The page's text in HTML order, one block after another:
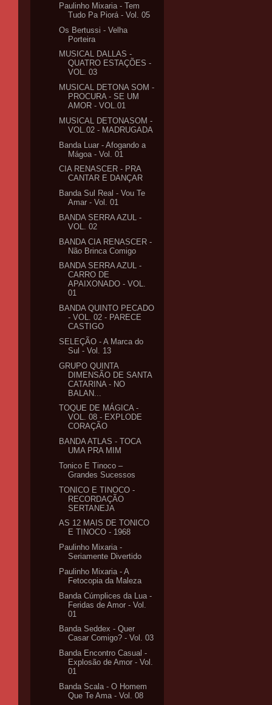
Paulinho Mixaria - Tem
Tudo Pa Piorá - Vol. 05
Os Bertussi - Velha
Porteira
MUSICAL DALLAS -
QUATRO ESTAÇÕES -
VOL. 03
MUSICAL DETONA SOM -
PROCURA - SE UM
AMOR - VOL.01
MUSICAL DETONASOM -
VOL.02 - MADRUGADA
Banda Luar - Afogando a
Mágoa - Vol. 01
CIA RENASCER - PRA
CANTAR E DANÇAR
Banda Sul Real - Vou Te
Amar - Vol. 01
BANDA SERRA AZUL -
VOL. 02
BANDA CIA RENASCER -
Não Brinca Comigo
BANDA SERRA AZUL -
CARRO DE
APAIXONADO - VOL.
01
BANDA QUINTO PECADO
- VOL. 02 - PARECE
CASTIGO
SELEÇÃO - A Marca do
Sul - Vol. 13
GRUPO QUINTA
DIMENSÃO DE SANTA
CATARINA - NO
BALAN...
TOQUE DE MÁGICA -
VOL. 08 - EXPLODE
CORAÇÃO
BANDA ATLAS - TOCA
UMA PRA MIM
Tonico E Tinoco –
Grandes Sucessos
TONICO E TINOCO -
RECORDAÇÃO
SERTANEJA
AS 12 MAIS DE TONICO
E TINOCO - 1968
Paulinho Mixaria -
Seriamente Divertido
Paulinho Mixaria - A
Fetocopia da Maleza
Banda Cúmplices da Lua -
Feridas de Amor - Vol.
01
Banda Seddex - Quer
Casar Comigo? - Vol. 03
Banda Encontro Casual -
Explosão de Amor - Vol.
01
Banda Scala - O Homem
Que Te Ama - Vol. 08